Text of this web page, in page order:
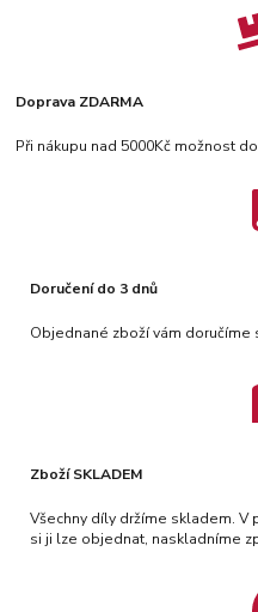
Doprava ZDARMA
Při nákupu nad 5000Kč možnost
Doručení do 3 dnů
Objednané zboží vám doručíme
Zboží SKLADEM
Všechny díly držíme skladem.
si ji lze objednat, naskladníme